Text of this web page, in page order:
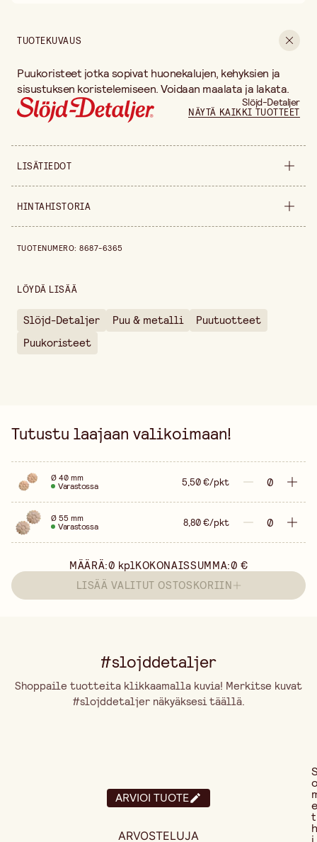
TUOTEKUVAUS
Puukoristeet jotka sopivat huonekalujen, kehyksien ja
sisustuksen koristelemiseen. Voidaan maalata ja lakata.
Slöjd-Detaljer
NÄYTÄ KAIKKI TUOTTEET
LISÄTIEDOT
Tuoteversio Ø 40 mm
Myyntiyksikkö
Korkeus
HINTAHISTORIA
TUOTENUMERO:8687-6365
LÖYDÄ LISÄÄ
Slöjd-Detaljer Puu & metalli
Puutuotteet
Puukoristeet
Tutustu laajaan valikoimaan!
Ø 40 mm
Varastossa 5,50 €/pkt
Ø 55 mm
Varastossa 8,80 €/pkt
MÄÄRÄ:0 kplKOKONAISSUMMA:0 €
LISÄÄ VALITUT OSTOSKORIIN
#slojddetaljer
Shoppaile tuotteita klikkaamalla kuvia! Merkitse kuvat
#slojddetaljer näkyäksesi täällä.
ARVIOI TUOTE
ARVOSTELUJA
e
t
h